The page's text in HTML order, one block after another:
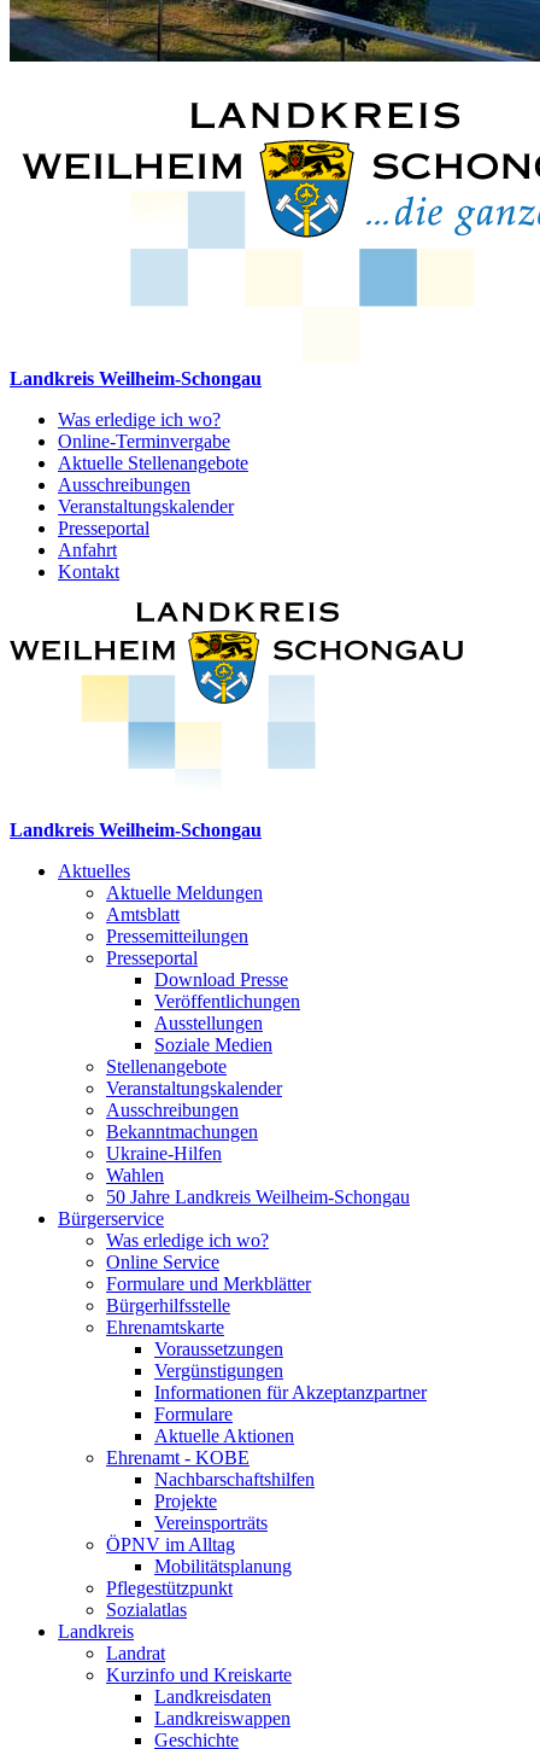
Landkreis Weilheim-Schongau
Was erledige ich wo?
Online-Terminvergabe
Aktuelle Stellenangebote
Ausschreibungen
Veranstaltungskalender
Presseportal
Anfahrt
Kontakt
Landkreis Weilheim-Schongau
Aktuelles
Aktuelle Meldungen
Amtsblatt
Pressemitteilungen
Presseportal
Download Presse
Veröffentlichungen
Ausstellungen
Soziale Medien
Stellenangebote
Veranstaltungskalender
Ausschreibungen
Bekanntmachungen
Ukraine-Hilfen
Wahlen
50 Jahre Landkreis Weilheim-Schongau
Bürgerservice
Was erledige ich wo?
Online Service
Formulare und Merkblätter
Bürgerhilfsstelle
Ehrenamtskarte
Voraussetzungen
Vergünstigungen
Informationen für Akzeptanzpartner
Formulare
Aktuelle Aktionen
Ehrenamt - KOBE
Nachbarschaftshilfen
Projekte
Vereinsporträts
ÖPNV im Alltag
Mobilitätsplanung
Pflegestützpunkt
Sozialatlas
Landkreis
Landrat
Kurzinfo und Kreiskarte
Landkreisdaten
Landkreiswappen
Geschichte